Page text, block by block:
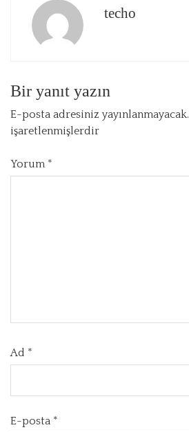
techo
Bir yanıt yazın
E-posta adresiniz yayınlanmayacak.
işaretlenmişlerdir
Yorum *
Ad *
E-posta *